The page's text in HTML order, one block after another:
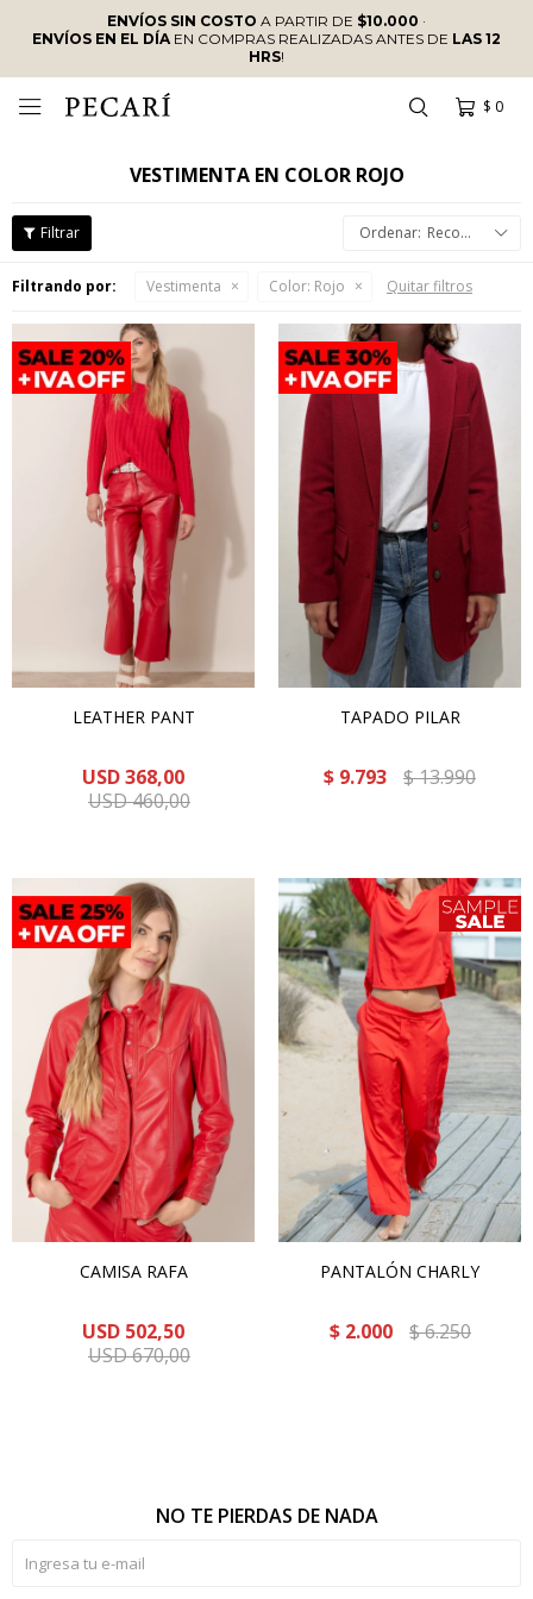
ENVÍOS SIN COSTO A PARTIR DE $10.000 ·
ENVÍOS EN EL DÍAEN COMPRAS REALIZADAS ANTES DE LAS 12
HRS!
$ 0

VESTIMENTA EN COLOR ROJO
Recomendados
Filtrando por: Vestimenta Color: Rojo Quitar filtros
LEATHER PANT
USD368,00
USD460,00
TAPADO PILAR
$ 9.793 $13.990
CAMISA RAFA
USD 502,50
USD670,00
PANTALÓN CHARLY
$ 2.000 $6.250
NO TE PIERDAS DE NADA